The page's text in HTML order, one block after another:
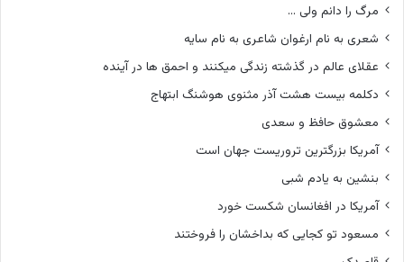
مرگ را دانم ولی …
شعری به نام ارغوان شاعری به نام سایه
عقلای عالم در گذشته زندگی میکنند و احمق ها در آینده
دکلمه بیست هشت آذر مثنوی هوشنگ ابتهاج
معشوق حافظ و سعدی
آمریکا بزرگترین تروریست جهان است
بنشین به یادم شبی
آمریکا در افغانسان شکست خورد
مسعود تو کجایی که بداخشان را فروختند